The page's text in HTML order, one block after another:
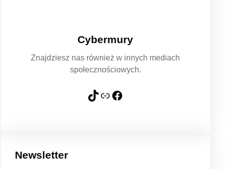
Cybermury
Znajdziesz nas również w innych mediach
społecznościowych.
TikTok Link Facebook
Newsletter